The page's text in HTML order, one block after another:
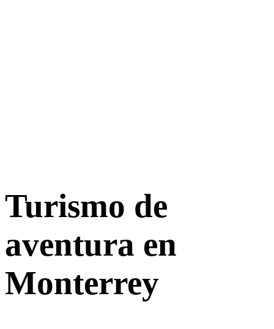
Turismo de
aventura en
Monterrey